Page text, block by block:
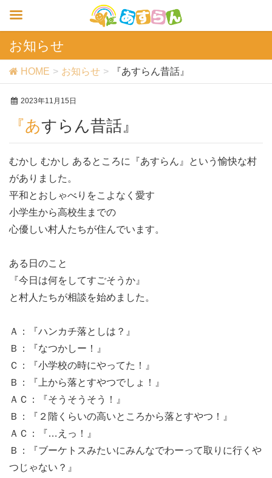
お知らせ
HOME お知らせ 『あすらん昔話』
2023年11月15日
『あすらん昔話』
むかし むかし あるところに『あすらん』という愉快な村
がありました。
平和とおしゃべりをこよなく愛す
小学生から高校生までの
心優しい村人たちが住んでいます。
ある日のこと
『今日は何をしてすごそうか』
と村人たちが相談を始めました。
Ａ：『ハンカチ落としは？』
Ｂ：『なつかしー！』
Ｃ：『小学校の時にやってた！』
Ｂ：『上から落とすやつでしょ！』
ＡＣ：『そうそうそう！』
Ｂ：『２階くらいの高いところから落とすやつ！』
ＡＣ：『…えっ！』
Ｂ：『ブーケトスみたいにみんなでわーって取りに行くや
つじゃない？』